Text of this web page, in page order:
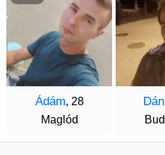
Ádám, 28
Maglód